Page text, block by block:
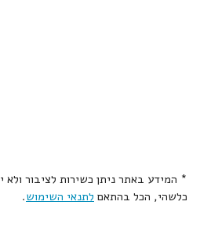
* המידע באתר ניתן כשירות לציבור
כלשהי, הכל בהתאם לתנאי השימוש.